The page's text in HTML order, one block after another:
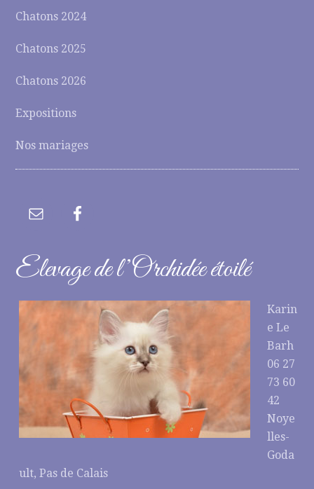
Chatons 2024
Chatons 2025
Chatons 2026
Expositions
Nos mariages
Elevage de l’Orchidée étoilé
Karin
e Le
Barh
06 27
73 60
42
Noye
lles-
Goda
ult, Pas de Calais